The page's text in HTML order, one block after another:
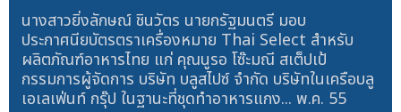
นางสาวยิ่งลักษณ์ ชินวัตร นายกรัฐมนตรี มอบ
ประกาศนียบัตรตราเครื่องหมาย Thai Select สำหรับ
ผลิตภัณฑ์อาหารไทย แก่ คุณนูรอ โซ๊ะมณี สเต็ปเป้
กรรมการผู้จัดการ บริษัท บลูสไปซ์ จำกัด บริษัทในเครือบลู
เอเลเฟ่นท์ กรุ๊ป ในฐานะที่ชุดทำอาหารแกง... พ.ค. 55